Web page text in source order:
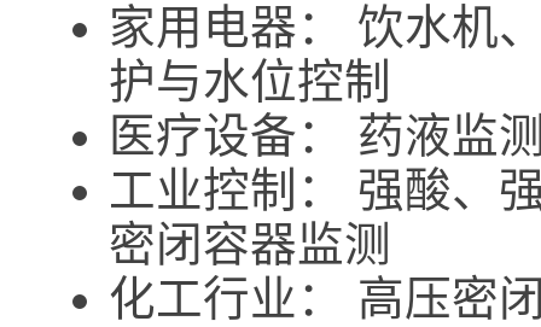
家用电器： 饮水机
护与水位控制
医疗设备： 药液监
工业控制： 强酸、
密闭容器监测
化工行业： 高压密